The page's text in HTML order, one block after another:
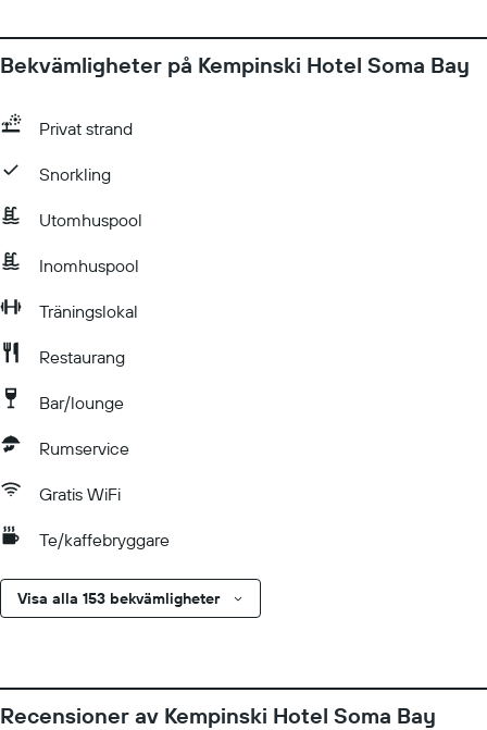
Bekvämligheter på Kempinski Hotel Soma Bay
Privat strand
Snorkling
Utomhuspool
Inomhuspool
Träningslokal
Restaurang
Bar/lounge
Rumservice
Gratis WiFi
Te/kaffebryggare
Visa alla 153 bekvämligheter
Recensioner av Kempinski Hotel Soma Bay